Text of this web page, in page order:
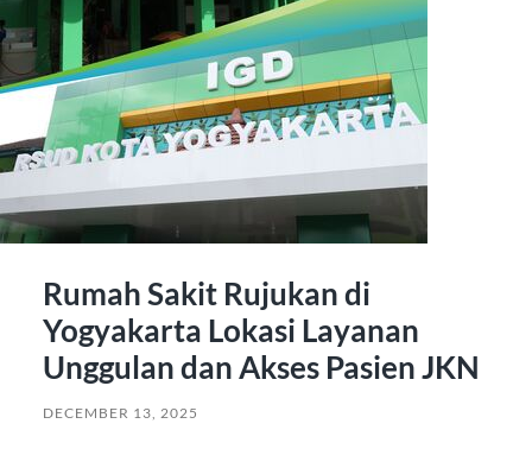
Rumah Sakit Rujukan di
Yogyakarta Lokasi Layanan
Unggulan dan Akses Pasien JKN
DECEMBER 13, 2025